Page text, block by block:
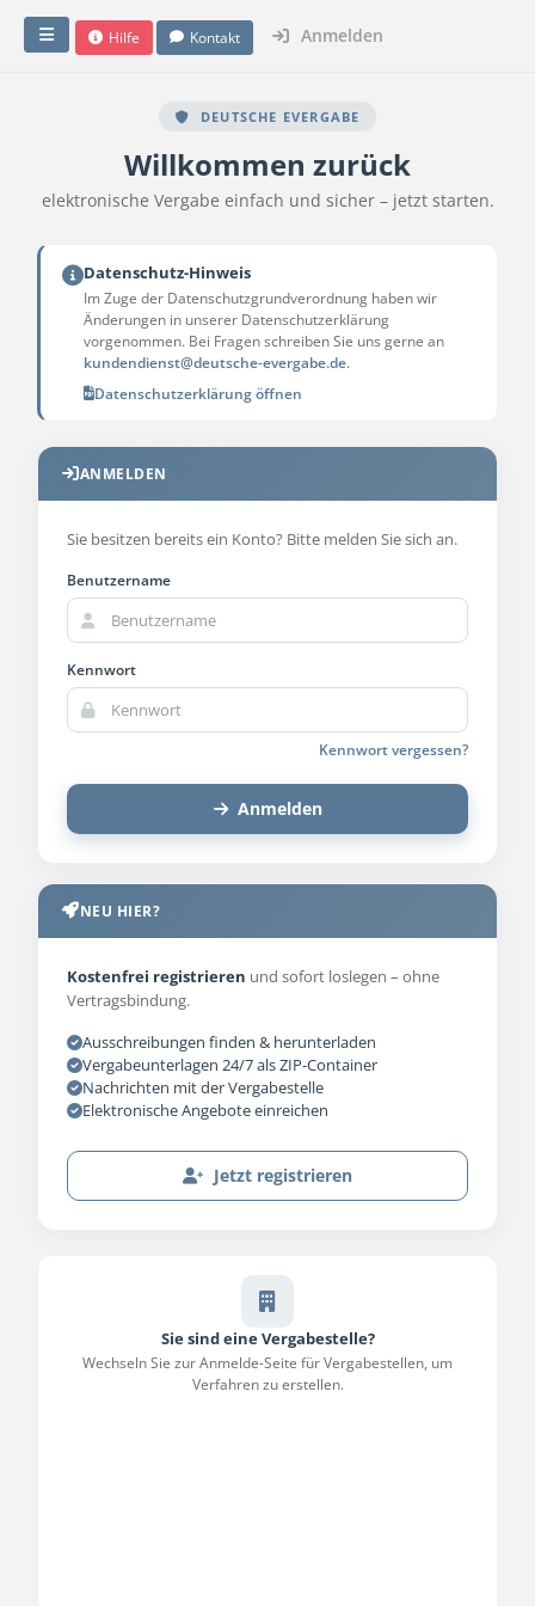
Hilfe Kontakt Anmelden
DEUTSCHE EVERGABE
Willkommen zurück
elektronische Vergabe einfach und sicher – jetzt starten.
Datenschutz-Hinweis
Im Zuge der Datenschutzgrundverordnung haben wir
Änderungen in unserer Datenschutzerklärung
vorgenommen. Bei Fragen schreiben Sie uns gerne an
kundendienst@deutsche-evergabe.de.
Datenschutzerklärung öffnen
ANMELDEN
Sie besitzen bereits ein Konto? Bitte melden Sie sich an.
Benutzername
Kennwort
Kennwort vergessen?
Anmelden
NEU HIER?
Kostenfrei registrieren und sofort loslegen – ohne
Vertragsbindung.
Ausschreibungen finden & herunterladen
Vergabeunterlagen 24/7 als ZIP-Container
Nachrichten mit der Vergabestelle
Elektronische Angebote einreichen
Jetzt registrieren
Sie sind eine Vergabestelle?
Wechseln Sie zur Anmelde-Seite für Vergabestellen, um
Verfahren zu erstellen.